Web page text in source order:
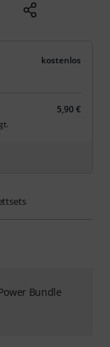
kostenlos
5,90 €
Bundle